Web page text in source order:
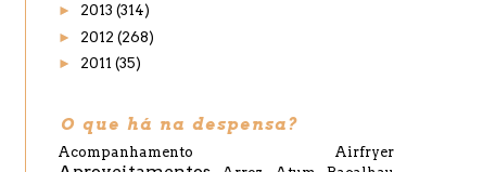
► 2013 (314)
► 2012 (268)
► 2011 (35)
O que há na despensa?
Acompanhamento Airfryer